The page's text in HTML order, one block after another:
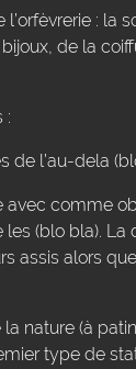
: la
de la
:
de l’au-dela
comme
(blo bla).
assis alors
nature (à
type de